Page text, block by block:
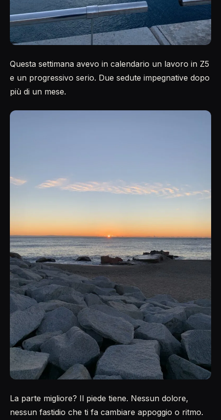
Questa settimana avevo in calendario un lavoro in Z5
e un progressivo serio. Due sedute impegnative dopo
più di un mese.
La parte migliore? Il piede tiene. Nessun dolore,
nessun fastidio che ti fa cambiare appoggio o ritmo.